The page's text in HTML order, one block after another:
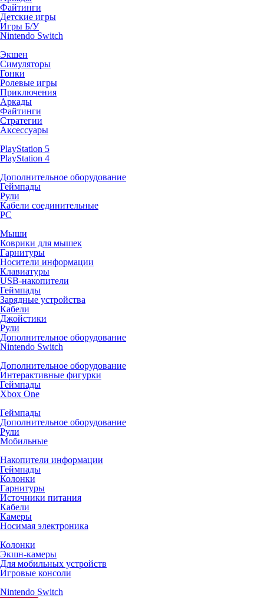
Файтинги
Детские игры
Игры Б/У
Nintendo Switch
Экшен
Симуляторы
Гонки
Ролевые игры
Приключения
Аркады
Файтинги
Стратегии
Аксессуары
PlayStation 5
PlayStation 4
Дополнительное оборудование
Геймпады
Рули
Кабели соединительные
PC
Мыши
Коврики для мышек
Гарнитуры
Носители информации
Клавиатуры
USB-накопители
Геймпады
Зарядные устройства
Кабели
Джойстики
Рули
Дополнительное оборудование
Nintendo Switch
Дополнительное оборудование
Интерактивные фигурки
Геймпады
Xbox One
Геймпады
Дополнительное оборудование
Рули
Мобильные
Накопители информации
Геймпады
Колонки
Гарнитуры
Источники питания
Кабели
Камеры
Носимая электроника
Колонки
Экшн-камеры
Для мобильных устройств
Игровые консоли
Nintendo Switch